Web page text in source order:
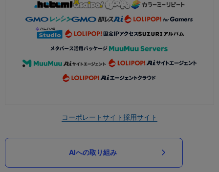
コーポレートサイト採用サイト
AIへの取り組み